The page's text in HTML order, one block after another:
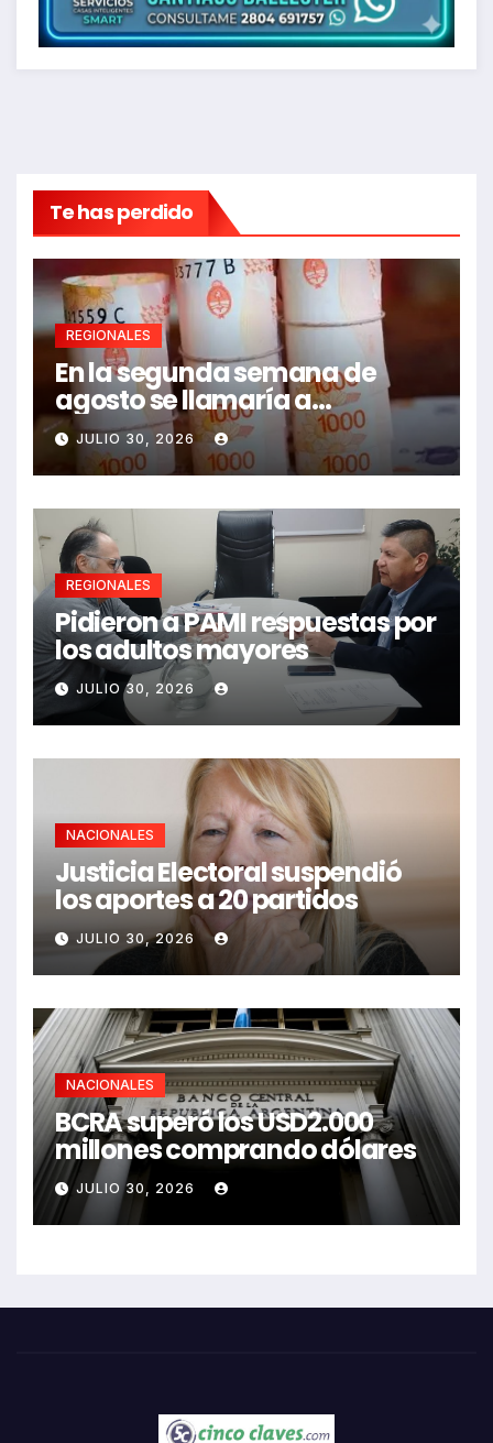
Te has perdido
REGIONALES
En la segunda semana de
agosto se llamaría a
paritarias
JULIO 30, 2026
REGIONALES
Pidieron a PAMI respuestas por
los adultos mayores
JULIO 30, 2026
NACIONALES
Justicia Electoral suspendió
los aportes a 20 partidos
JULIO 30, 2026
NACIONALES
BCRA superó los USD2.000
millones comprando dólares
JULIO 30, 2026